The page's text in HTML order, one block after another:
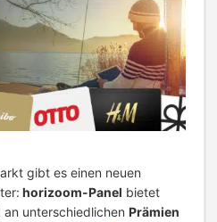
gibt es einen neuen
horizoom-Panel bietet
an unterschiedlichen Prämien